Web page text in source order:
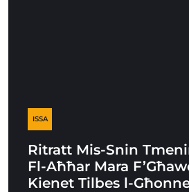
ISSA
Ritratt Mis-Snin
Fl-Aħħar Mara
Kienet Tilbes l-